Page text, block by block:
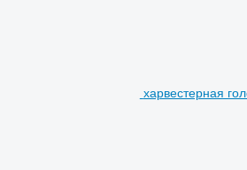
харвестерная